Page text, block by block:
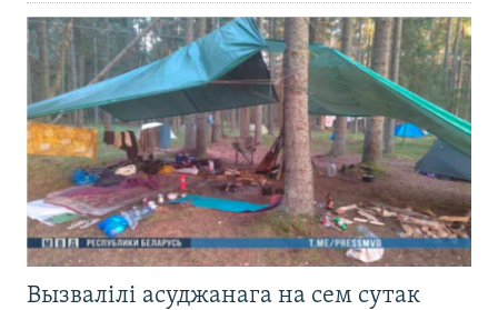
Вызвалілі асуджанага на сем сутак